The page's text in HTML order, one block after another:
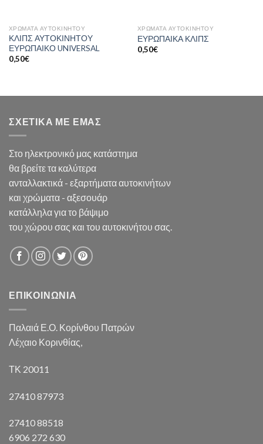
ΧΡΩΜΑΤΑ ΑΥΤΟΚΙΝΗΤΟΥ
ΚΛΙΠΣ ΑΥΤΟΚΙΝΗΤΟΥ
ΕΥΡΩΠΑΙΚΟ UNIVERSAL
0,50€
ΧΡΩΜΑΤΑ ΑΥΤΟΚΙΝΗΤΟΥ
ΕΥΡΩΠΑΙΚΑ ΚΛΙΠΣ
0,50€
ΣΧΕΤΙΚΑ ΜΕ ΕΜΑΣ
Στο ηλεκτρονικό μας κατάστημα
θα βρείτε τα καλύτερα
ανταλλακτικά - εξαρτήματα αυτοκινήτων
και χρώματα - αξεσουάρ
κατάλληλα για το βάψιμο
του χώρου σας και του αυτοκινήτου σας.
ΕΠΙΚΟΙΝΩΝΙΑ
Παλαιά Ε.Ο. Κορίνθου Πατρών
Λέχαιο Κορινθίας,
ΤΚ 20011
27410 87973
27410 88518
6906 272 630